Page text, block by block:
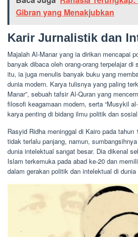
Gibran yang Menakjubkan
Karir Jurnalistik dan
Majalah Al-Manar yang ia dirikan mencapai
banyak dibaca oleh orang-orang terpelajar di
itu, ia juga menulis banyak buku yang
dunia modern. Karya tulisnya yang paling
Manar”, sebuah tafsir Al-Quran yang
filosofi keagamaan modern, serta “Musykil
karya penting di bidang ilmu politik dan
Rasyid Ridha meninggal di Kairo pada tahun
tidak terlalu panjang, namun,
dunia intelektual sangat besar. Dia dikenal
Islam terkemuka pada abad ke-20 dan
dalam gerakan politik dan intelektual di